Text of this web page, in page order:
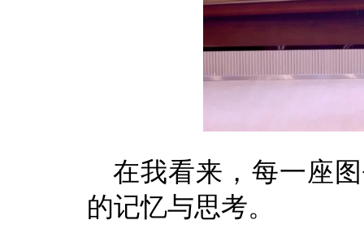
在我看来，每一座
的记忆与思考。